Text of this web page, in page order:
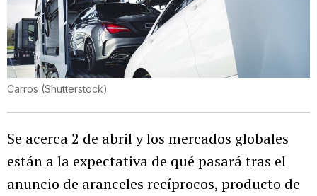
Carros (Shutterstock)
Se acerca 2 de abril y los mercados globales
están a la expectativa de qué pasará tras el
anuncio de aranceles recíprocos, producto de